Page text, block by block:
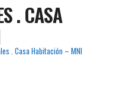
. CASA
. Casa Habitación – MNI